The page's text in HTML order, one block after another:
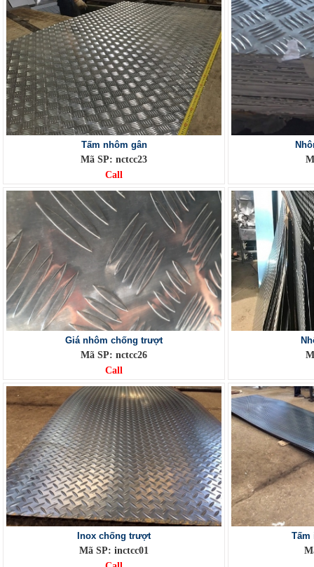
Tấm nhôm gân
Mã SP: nctcc23
Call
Giá nhôm chống trượt
Mã SP: nctcc26
Call
Inox chống trượt
Mã SP: inctcc01
Tấm